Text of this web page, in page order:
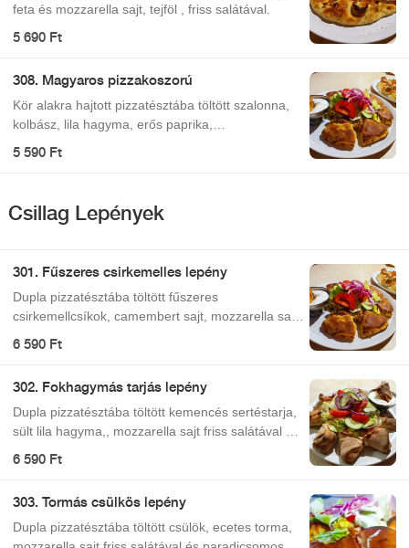
feta és mozzarella sajt, tejföl , friss salátával.
5 690 Ft
308. Magyaros pizzakoszorú
Kör alakra hajtott pizzatésztába töltött szalonna,
kolbász, lila hagyma, erős paprika,
paradicsomszósszal, friss salátával, mozzarella
5 590 Ft
Csillag Lepények
301. Fűszeres csirkemelles lepény
Dupla pizzatésztába töltött fűszeres
csirkemellcsíkok, camembert sajt, mozzarella sajt
friss salátával és tejfölös öntettel.
6 590 Ft
302. Fokhagymás tarjás lepény
Dupla pizzatésztába töltött kemencés sertéstarja,
sült lila hagyma,, mozzarella sajt friss salátával és
tejfölös öntettel.
6 590 Ft
303. Tormás csülkös lepény
Dupla pizzatésztába töltött csülök, ecetes torma,